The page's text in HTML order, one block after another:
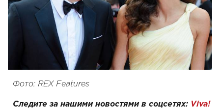
Фото: REX Features
Следите за нашими новостями в соцсетях: Viva!